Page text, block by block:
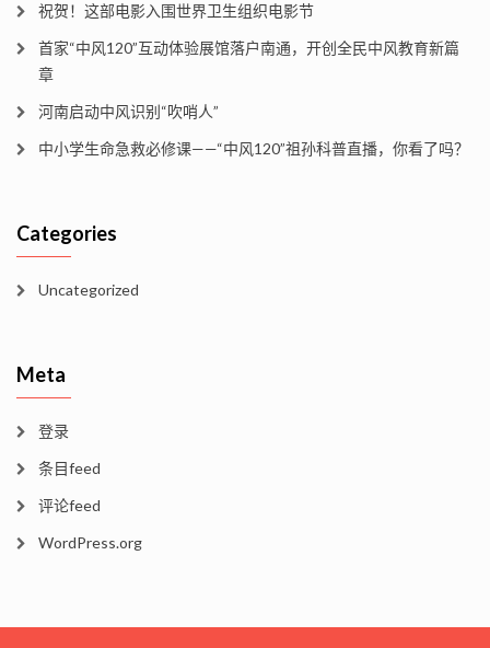
祝贺！这部电影入围世界卫生组织电影节
首家“中风120”互动体验展馆落户南通，开创全民中风教育新篇
章
河南启动中风识别“吹哨人”
中小学生命急救必修课——“中风120”祖孙科普直播，你看了吗？
Categories
Uncategorized
Meta
登录
条目feed
评论feed
WordPress.org